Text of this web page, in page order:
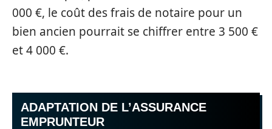
000 €, le coût des frais de notaire pour un
bien ancien pourrait se chiffrer entre 3 500 €
et 4 000 €.
ADAPTATION DE L’ASSURANCE
EMPRUNTEUR